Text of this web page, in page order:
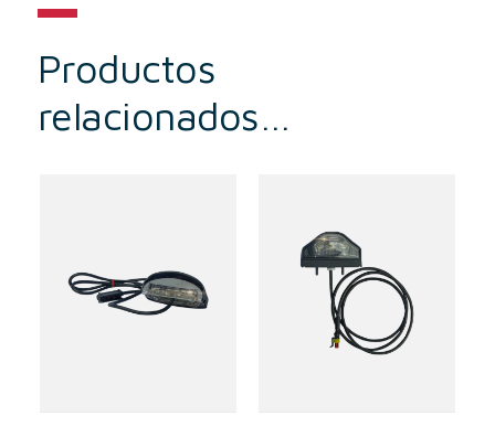
Productos
relacionados…